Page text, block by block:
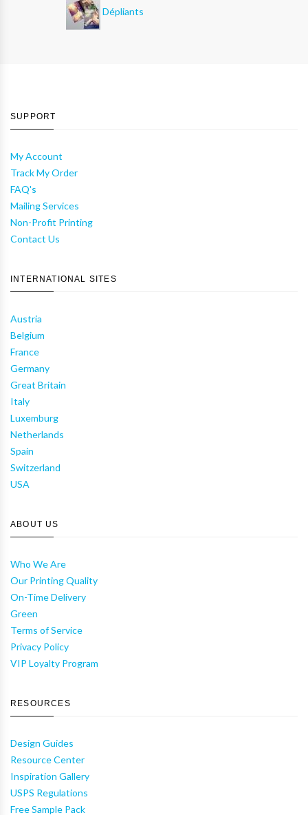
Dépliants
SUPPORT
My Account
Track My Order
FAQ's
Mailing Services
Non-Profit Printing
Contact Us
INTERNATIONAL SITES
Austria
Belgium
France
Germany
Great Britain
Italy
Luxemburg
Netherlands
Spain
Switzerland
USA
ABOUT US
Who We Are
Our Printing Quality
On-Time Delivery
Green
Terms of Service
Privacy Policy
VIP Loyalty Program
RESOURCES
Design Guides
Resource Center
Inspiration Gallery
USPS Regulations
Free Sample Pack